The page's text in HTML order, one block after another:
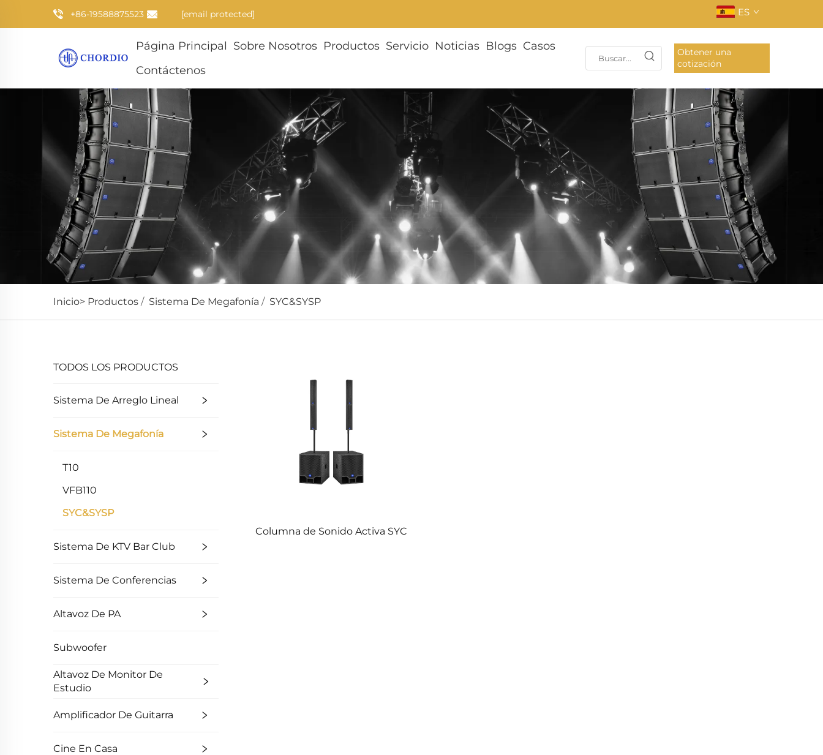
+86-19588875523 [email protected] ES
Página Principal Sobre Nosotros Productos Servicio Noticias Blogs Casos
Contáctenos
Obtener una
cotización
Inicio> Productos / Sistema De Megafonía / SYC&SYSP
TODOS LOS PRODUCTOS
Sistema De Arreglo Lineal
Sistema De Megafonía
T10
VFB110
SYC&SYSP
Sistema De KTV Bar Club
Sistema De Conferencias
Altavoz De PA
Subwoofer
Altavoz De Monitor De
Estudio
Amplificador De Guitarra
Cine En Casa
Columna de Sonido Activa SYC